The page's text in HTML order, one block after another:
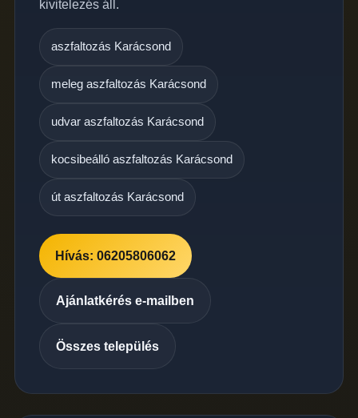
kivitelezés áll.
aszfaltozás Karácsond
meleg aszfaltozás Karácsond
udvar aszfaltozás Karácsond
kocsibeálló aszfaltozás Karácsond
út aszfaltozás Karácsond
Hívás: 06205806062
Ajánlatkérés e-mailben
Összes település